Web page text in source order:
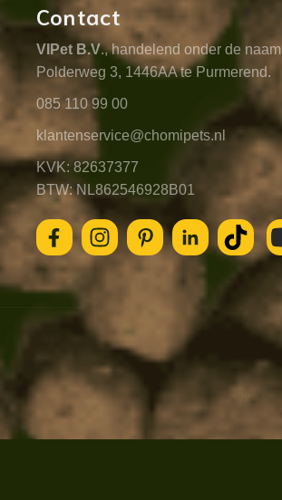
Contact
VIPet B.V., handelend onder de naam
Polderweg 3, 1446AA te Purmerend.
085 110 99 00
klantenservice@chomipets.nl
KVK: 82637377
BTW: NL862546928B01
Algemene voorwaarden
Privacybeleid
Cookieverklaring